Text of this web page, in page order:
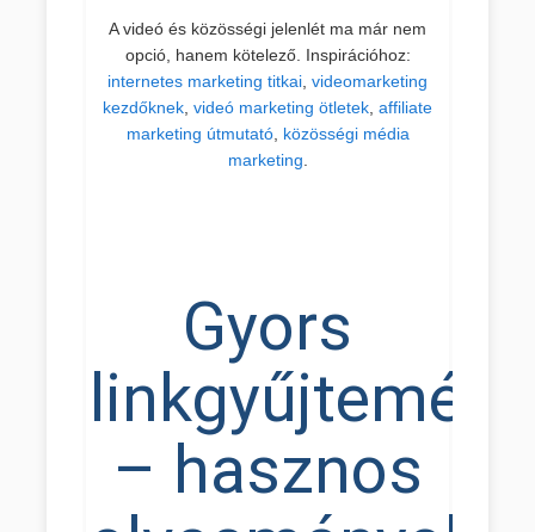
A videó és közösségi jelenlét ma már nem
opció, hanem kötelező. Inspirációhoz:
internetes marketing titkai, videomarketing
kezdőknek, videó marketing ötletek, affiliate
marketing útmutató, közösségi média
marketing.
Gyors
linkgyűjtemény
– hasznos